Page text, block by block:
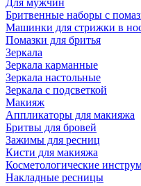
Для мужчин
Бритвенные наборы с
Машинки для стрижки в
Помазки для бритья
Зеркала
Зеркала карманные
Зеркала настольные
Зеркала с подсветкой
Макияж
Аппликаторы для макияжа
Бритвы для бровей
Зажимы для ресниц
Кисти для макияжа
Косметологические
Накладные ресницы